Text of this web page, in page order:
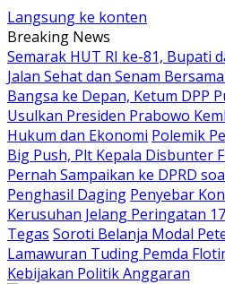
Langsung ke konten
Breaking News
Semarak HUT RI ke-81, Bupati
Jalan Sehat dan Senam
Bangsa ke Depan, Ketum DPP
Usulkan Presiden Prabowo
Hukum dan Ekonomi Polemik
Big Push, Plt Kepala Disbunter
Pernah Sampaikan ke DPRD
Penghasil Daging Penyebar
Kerusuhan Jelang Peringatan
Tegas Soroti Belanja Modal
Lamawuran Tuding Pemda
Kebijakan Politik Anggaran